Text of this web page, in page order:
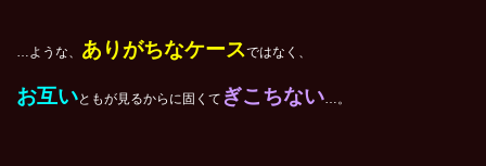
…ような、 ありがちなケースではなく、
お互いともが見るからに固くて ぎこちない…。